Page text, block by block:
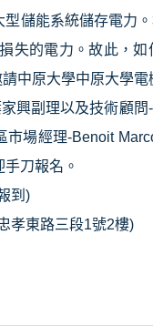
儲能系統儲存電力
失的電力。故此，
中原大學中原大學
興副理以及技術顧
場經理-Benoit
刀報名。
到)
孝東路三段1號2樓)